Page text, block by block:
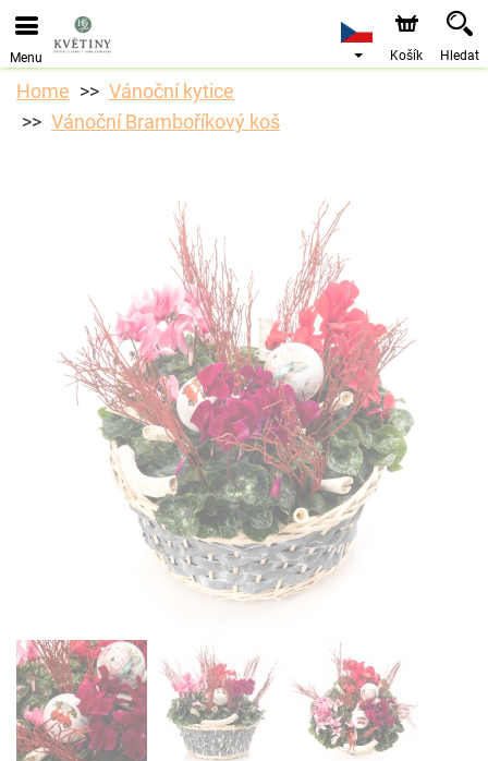
Objednávky přes e-shop přijímáme. Nejbližší možné
doručení je od 10.8.2026 z důvodu dovolené.
Menu Košík Hledat
Home
Vánoční kytice
Vánoční Bramboříkový koš